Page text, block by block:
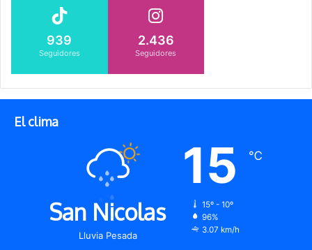
939
Seguidores
2.436
Seguidores
El clima
San Nicolas
Lluvia Pesada
15 ℃
15º - 10º
96%
3.07 km/h